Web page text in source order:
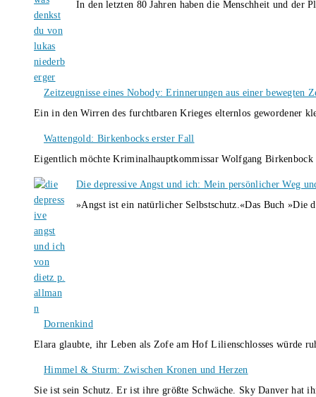
In den letzten 80 Jahren haben die Menschheit und
Zeitzeugnisse eines Nobody: Erinnerungen aus einer bewegten
Ein in den Wirren des furchtbaren Krieges elternlos gewordener
Wattengold: Birkenbocks erster Fall
Eigentlich möchte Kriminalhauptkommissar Wolfgang
Die depressive Angst und ich: Mein persönlicher Weg
»Angst ist ein natürlicher Selbstschutz.«Das Buch
Dornenkind
Elara glaubte, ihr Leben als Zofe am Hof Lilienschlosses würde
Himmel & Sturm: Zwischen Kronen und Herzen
Sie ist sein Schutz. Er ist ihre größte Schwäche. Sky Danver